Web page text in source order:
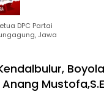
DPC Partai
Jawa
Mustofa,S.E